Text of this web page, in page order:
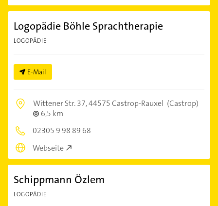
Logopädie Böhle Sprachtherapie
LOGOPÄDIE
E-Mail
Wittener Str. 37,44575 Castrop-Rauxel (Castrop)
6,5 km
02305 9 98 89 68
Webseite
Schippmann Özlem
LOGOPÄDIE